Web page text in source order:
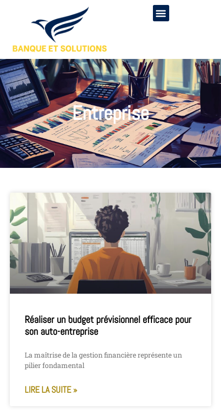
Entreprise
Réaliser un budget prévisionnel efficace pour
son auto-entreprise
La maîtrise de la gestion financière représente un
pilier fondamental
LIRE LA SUITE »